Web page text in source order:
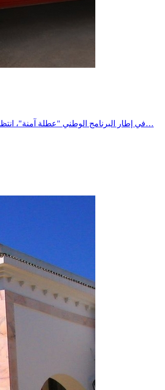
في إطار البرنامج الوطني "عطلة آمنة"، انتظمت بساحة الفنون بمدينة المتلوي حملة توعوية وتحسيسية لفائدة مستعملي الطريق، تحت إشراف السيد معتمد المتلوي، وبمشاركة مختلف الهياكل المتدخلة في…